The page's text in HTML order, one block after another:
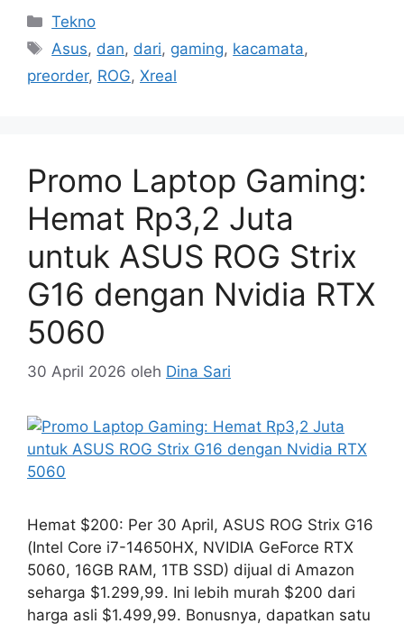
Kategori
Tekno
Tag
Asus, dan, dari, gaming, kacamata,
preorder, ROG, Xreal
Promo Laptop Gaming:
Hemat Rp3,2 Juta
untuk ASUS ROG Strix
G16 dengan Nvidia RTX
5060
30 April 2026 oleh Dina Sari
Hemat $200: Per 30 April, ASUS ROG Strix G16
(Intel Core i7-14650HX, NVIDIA GeForce RTX
5060, 16GB RAM, 1TB SSD) dijual di Amazon
seharga $1.299,99. Ini lebih murah $200 dari
harga asli $1.499,99. Bonusnya, dapatkan satu